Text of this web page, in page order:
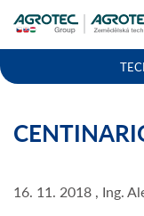
16. 11. 2018 , Ing.